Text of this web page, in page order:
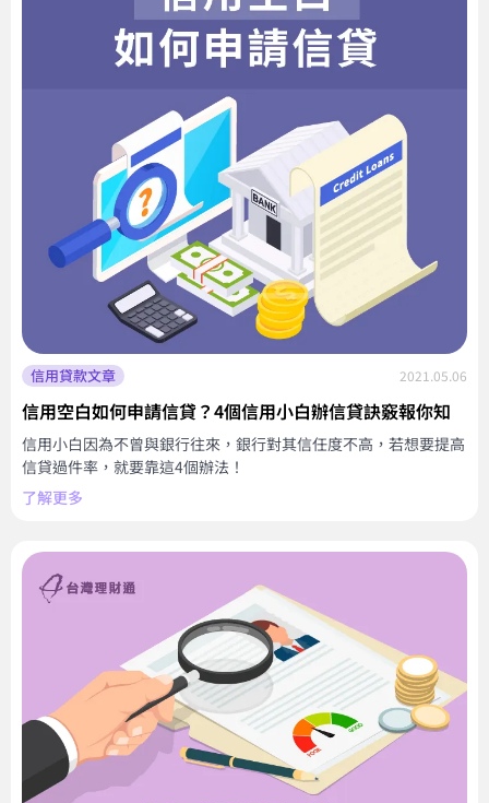
信用貸款文章 2021.05.06
信用空白如何申請信貸？4個信用小白辦信貸訣竅報你知
信用小白因為不曾與銀行往來，銀行對其信任度不高，若想要提高
信貸過件率，就要靠這4個辦法！
了解更多